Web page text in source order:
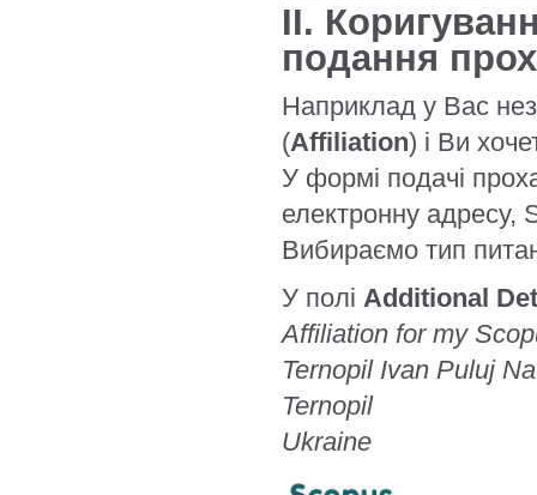
II.
подання
Наприклад у Вас
(Affiliation) і Ви
У формі подачі
електронну адресу,
Вибираємо тип
У полі Additional
Affiliation for my
Ternopil Ivan Puluj
Ternopil
Ukraine